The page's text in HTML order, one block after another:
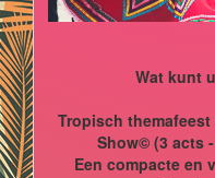
Wat kunt
Tropisch
Show© (3 acts
Een compacte en